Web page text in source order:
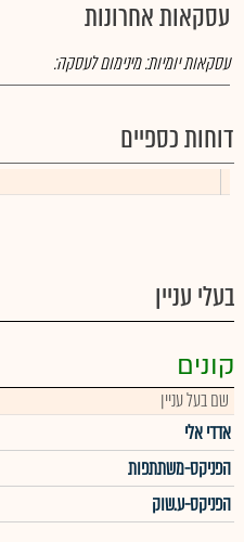
עסקאות אחרונות
עסקאות יומיות:מינימום לעסקה:
דוחות כספיים
בעלי עניין
קונים
שם בעל עניין
אדדי אלי
הפניקס-משתתפות
הפניקס-ע.שוק